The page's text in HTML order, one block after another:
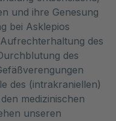
und ihre Genesung
bei Asklepios
des
des
des (intrakraniellen)
medizinischen
unseren